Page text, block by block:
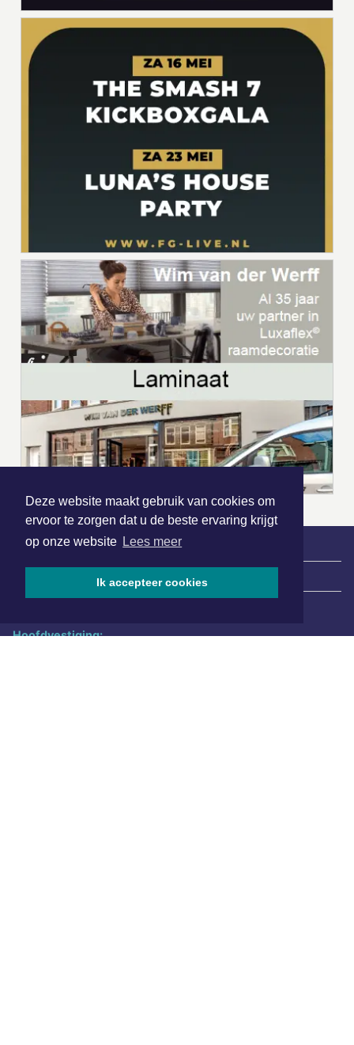
Deze website maakt gebruik van cookies om
ervoor te zorgen dat u de beste ervaring krijgt
op onze website Lees meer
Ik accepteer cookies
| Nieuws | Sport | Evenementen
Hoofdvestiging: